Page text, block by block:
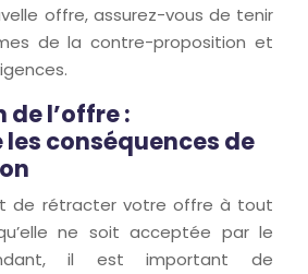
offre, assurez-vous de tenir
de la contre-proposition et
l’offre :
conséquences de
de rétracter votre offre à tout
ne soit acceptée par le
il est important de